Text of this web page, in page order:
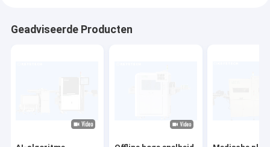
Geadviseerde Producten